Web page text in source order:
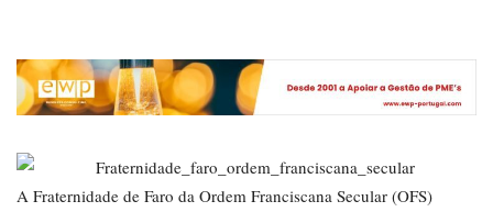
A Fraternidade de Faro da Ordem Franciscana Secular (OFS)